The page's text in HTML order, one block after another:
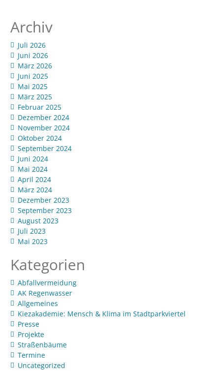
Archiv
Juli 2026
Juni 2026
März 2026
Juni 2025
Mai 2025
März 2025
Februar 2025
Dezember 2024
November 2024
Oktober 2024
September 2024
Juni 2024
Mai 2024
April 2024
März 2024
Dezember 2023
September 2023
August 2023
Juli 2023
Mai 2023
Kategorien
Abfallvermeidung
AK Regenwasser
Allgemeines
Kiezakademie: Mensch & Klima im Stadtparkviertel
Presse
Projekte
Straßenbäume
Termine
Uncategorized